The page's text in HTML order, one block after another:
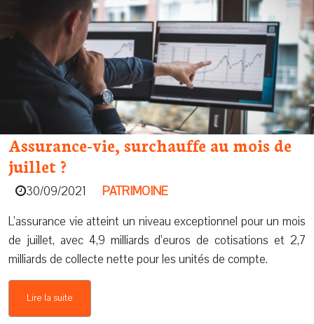
Assurance-vie, surchauffe au mois de
juillet ?
30/09/2021
PATRIMOINE
L’assurance vie atteint un niveau exceptionnel pour un mois
de juillet, avec 4,9 milliards d’euros de cotisations et 2,7
milliards de collecte nette pour les unités de compte.
Lire la suite